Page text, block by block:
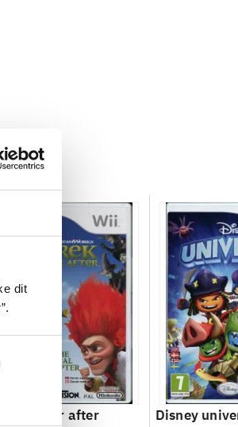
dit
forever after Disney